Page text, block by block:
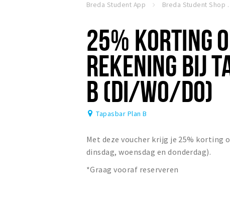
Breda Student App Breda Student Shop
25% KORTING
REKENING BIJ
B (DI/WO/DO)
Tapasbar Plan B
Met deze voucher krijg je 25% korting
dinsdag, woensdag en donderdag).
*Graag vooraf reserveren